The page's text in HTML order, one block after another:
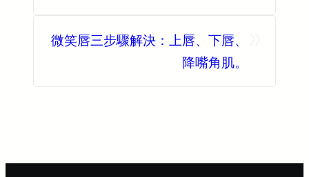
微笑唇三步驟解決：上唇、下唇、
降嘴角肌。